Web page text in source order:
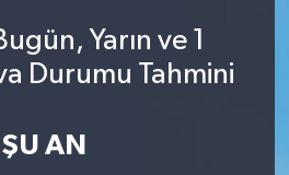
Yarın ve 1
Durumu Tahmini
ŞU AN
ve Fikstür